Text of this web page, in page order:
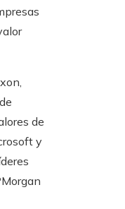
de
y